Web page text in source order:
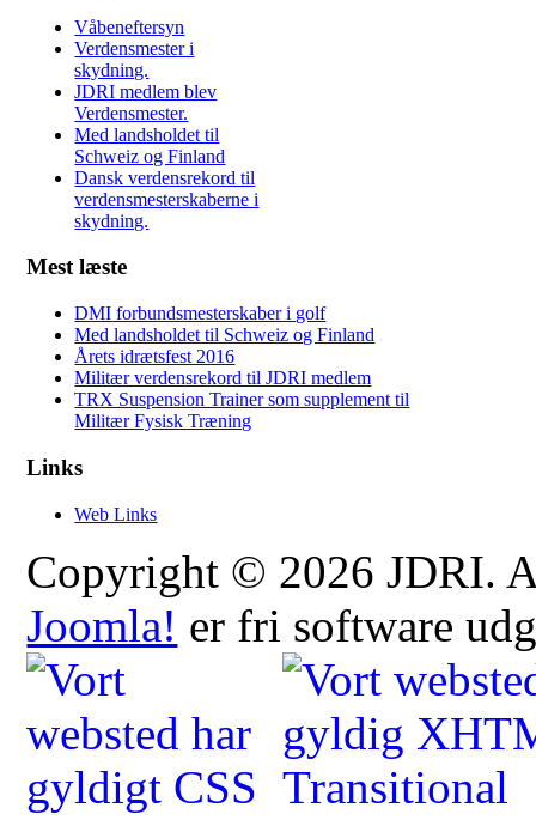
Våbeneftersyn
Verdensmester i
skydning.
JDRI medlem blev
Verdensmester.
Med landsholdet til
Schweiz og Finland
Dansk verdensrekord til
verdensmesterskaberne i
skydning.
Mest læste
DMI forbundsmesterskaber i golf
Med landsholdet til Schweiz og Finland
Årets idrætsfest 2016
Militær verdensrekord til JDRI medlem
TRX Suspension Trainer som supplement til
Militær Fysisk Træning
Links
Web Links
Copyright © 2026 JDRI.
Joomla! er fri software